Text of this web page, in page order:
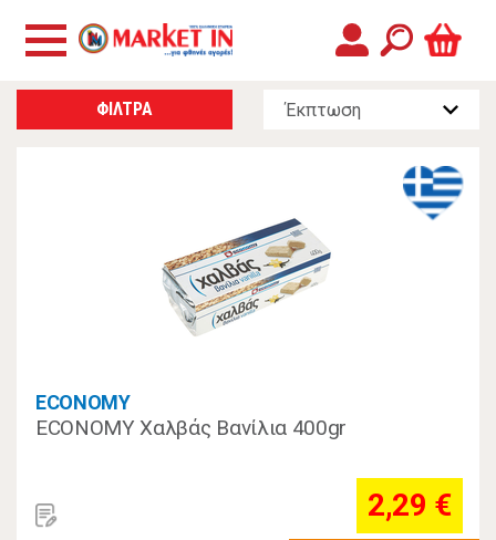
ΦΙΛΤΡΑ
ECONOMY
ECONOMY Χαλβάς Βανίλια 400gr
2,29 €